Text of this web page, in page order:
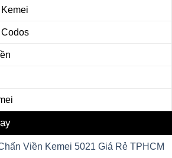
Viền Kemei 5021 Giá Rẻ TPHCM